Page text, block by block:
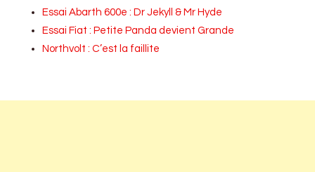
Essai Abarth 600e : Dr Jekyll & Mr Hyde
Essai Fiat : Petite Panda devient Grande
Northvolt : C’est la faillite